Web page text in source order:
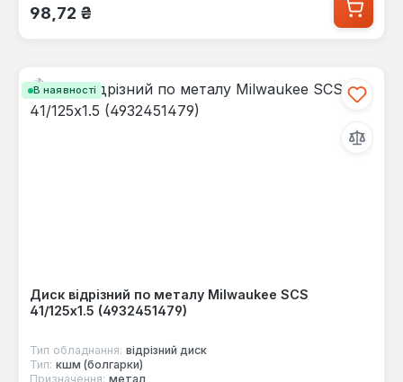
Звичайна ціна:
98,72 ₴
В наявності
Диск відрізний по металу Milwaukee SCS
41/125х1.5 (4932451479)
Тип обладнання: відрізний диск
Тип: кшм (болгарки)
Призначення: метал